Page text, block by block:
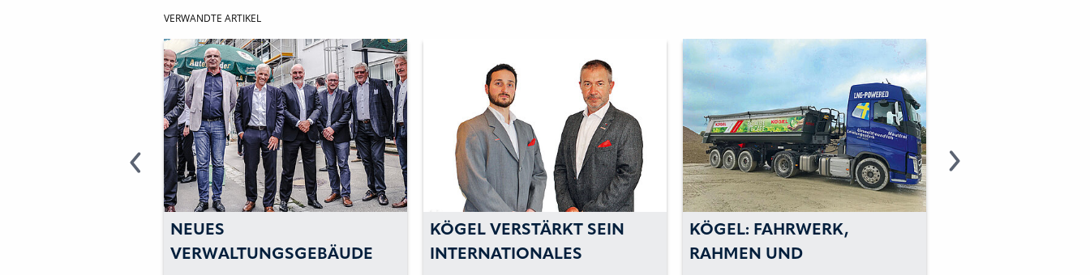
VERWANDTE ARTIKEL
NEUES
VERWALTUNGSGEBÄUDE
KÖGEL VERSTÄRKT SEIN
INTERNATIONALES
KÖGEL: FAHRWERK,
RAHMEN UND